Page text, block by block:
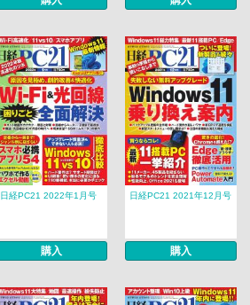
日経PC21 2022年1月号
購入
日経PC21 2021年12月号
購入